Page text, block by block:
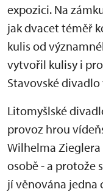
expozici. Na
jak dvacet téměř
kulis od
vytvořil kulisy i
Stavovské divadlo
Litomyšlské
provoz hrou
Wilhelma
osobě - a protože
jí věnována jedna